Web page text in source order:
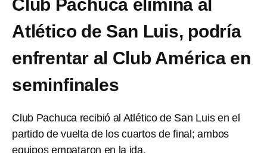
Club Pachuca elimina al
Atlético de San Luis, podría
enfrentar al Club América en
seminfinales
Club Pachuca recibió al Atlético de San Luis en el
partido de vuelta de los cuartos de final; ambos
equipos empataron en la ida.